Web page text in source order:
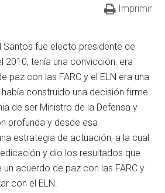
Imprimir
Santos fue electo presidente de
2010, tenía una convicción: era
paz con las FARC y el ELN era una
construido una decisión firme
de ser Ministro de la Defensa y
profunda y desde esa
estrategia de actuación, a la cual
y dio los resultados que
acuerdo de paz con las FARC y
con el ELN.